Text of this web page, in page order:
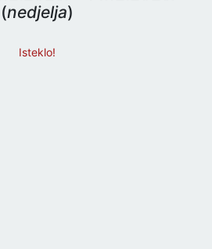
(nedjelja)
Isteklo!